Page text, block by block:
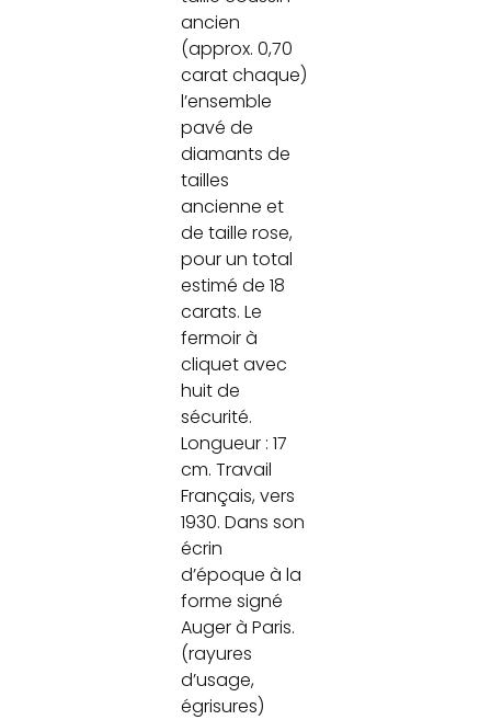
ancien
(approx. 0,70
carat chaque)
l’ensemble
pavé de
diamants de
tailles
ancienne et
de taille rose,
pour un total
estimé de 18
carats. Le
fermoir à
cliquet avec
huit de
sécurité.
Longueur : 17
cm. Travail
Français, vers
1930. Dans son
écrin
d’époque à la
forme signé
Auger à Paris.
(rayures
d’usage,
égrisures)